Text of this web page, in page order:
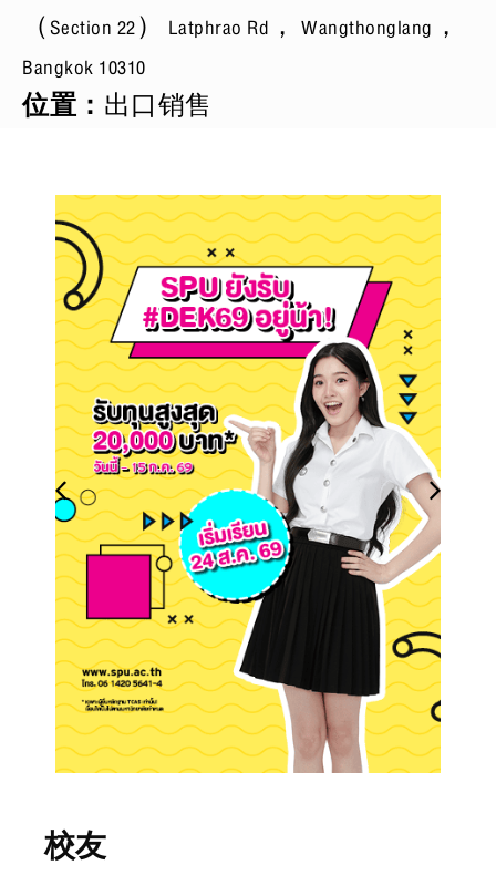
（Section 22） Latphrao Rd， Wangthonglang，
Bangkok 10310
位置： 出口销售
校友